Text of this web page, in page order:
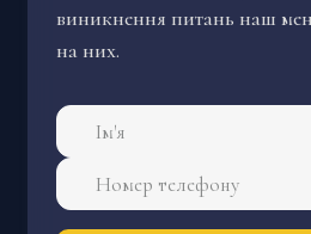
виникнення питань наш
на них.